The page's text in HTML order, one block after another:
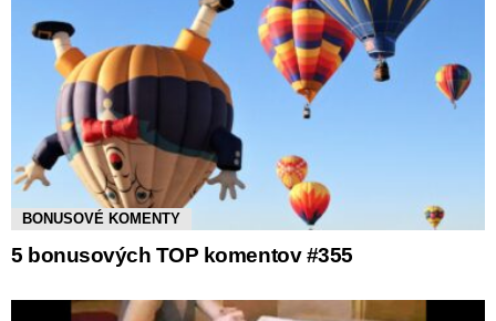
BONUSOVÉ KOMENTY
5 bonusových TOP komentov #355